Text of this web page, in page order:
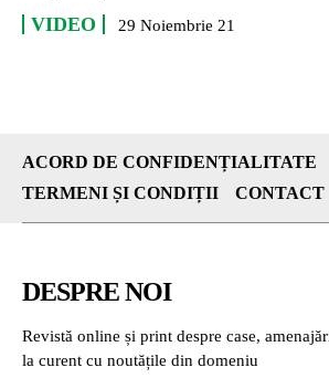
VIDEO 29 Noiembrie 21
ACORD DE CONFIDENȚIALITATE
TERMENI ȘI CONDIȚII
CONTACT
DESPRE NOI
Revistă online și print despre case,
la curent cu noutățile din domeniu